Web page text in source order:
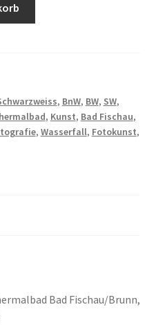
, BnW, BW, SW,
, Kunst, Bad Fischau,
, Wasserfall, Fotokunst,
Bad Fischau/Brunn,